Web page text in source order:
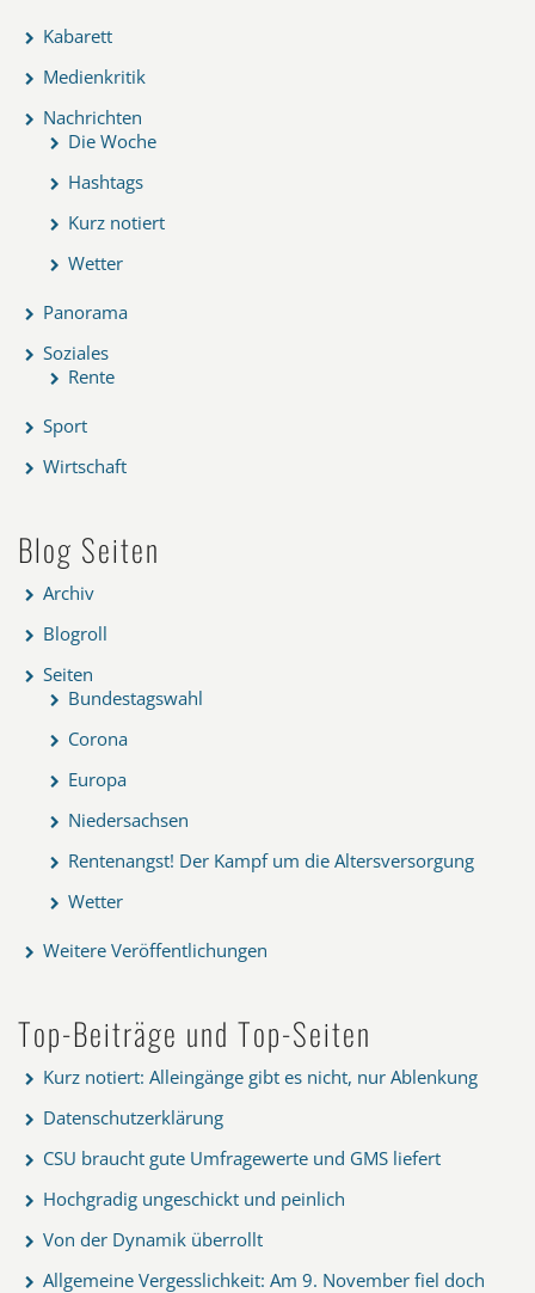
Kabarett
Medienkritik
Nachrichten
Die Woche
Hashtags
Kurz notiert
Wetter
Panorama
Soziales
Rente
Sport
Wirtschaft
Blog Seiten
Archiv
Blogroll
Seiten
Bundestagswahl
Corona
Europa
Niedersachsen
Rentenangst! Der Kampf um die Altersversorgung
Wetter
Weitere Veröffentlichungen
Top-Beiträge und Top-Seiten
Kurz notiert: Alleingänge gibt es nicht, nur Ablenkung
Datenschutzerklärung
CSU braucht gute Umfragewerte und GMS liefert
Hochgradig ungeschickt und peinlich
Von der Dynamik überrollt
Allgemeine Vergesslichkeit: Am 9. November fiel doch